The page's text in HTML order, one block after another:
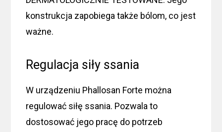
konstrukcja zapobiega także bólom, co jest
ważne.
Regulacja siły ssania
W urządzeniu Phallosan Forte można
regulować siłę ssania. Pozwala to
dostosować jego pracę do potrzeb